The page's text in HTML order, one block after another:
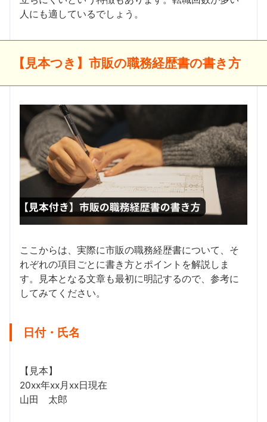
人にも適しているでしょう。
【見本つき】市販の職務経歴書の書き方
ここからは、実際に市販の職務経歴書について、そ
れぞれの項目ごとに書き方とポイントを解説しま
す。見本となる文章も最初に明記するので、参考に
してみてください。
日付・氏名
【見本】
20xx年xx月xx日現在
山田 太郎